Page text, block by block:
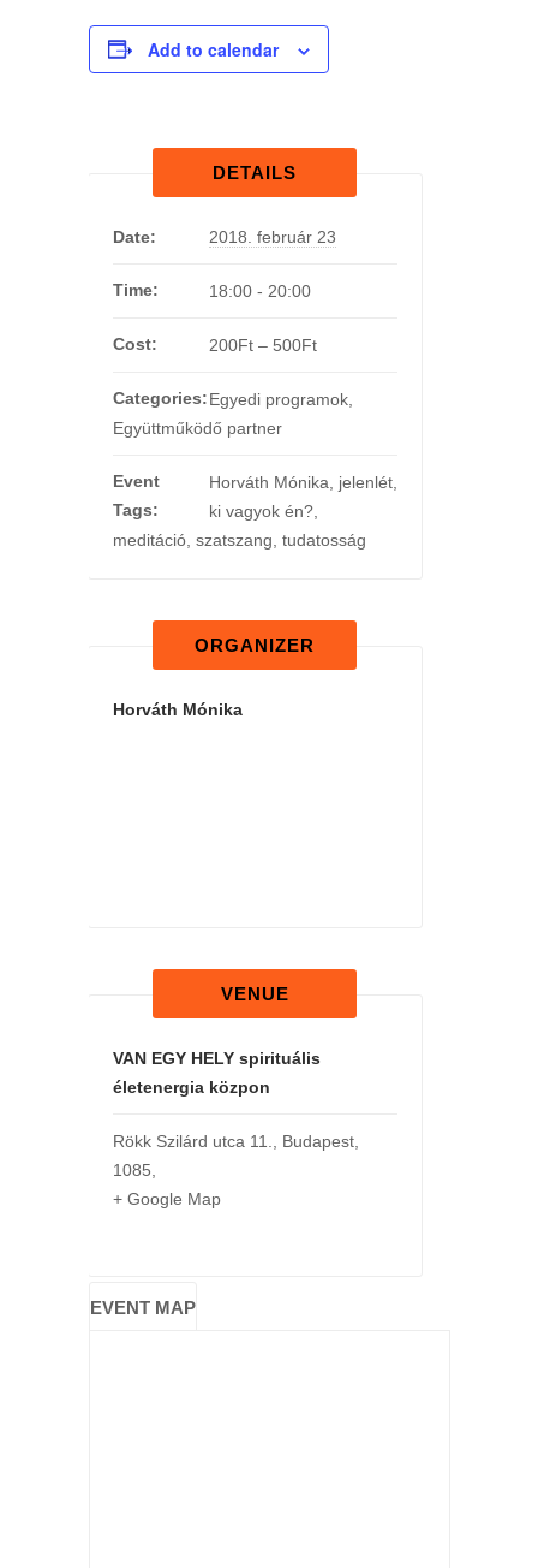
Add to calendar
DETAILS
Date: 2018. február 23
Time: 18:00 - 20:00
Cost: 200Ft – 500Ft
Categories:Egyedi programok,
Együttműködő partner
Event
Tags:
Horváth Mónika jelenlét,
ki vagyok én?,
meditáció, szatszang tudatosság
ORGANIZER
Horváth Mónika
VENUE
VAN EGY HELY spirituális
életenergia közpon
Rökk Szilárd utca 11. Budapest,
1085
+ Google Map
EVENT MAP